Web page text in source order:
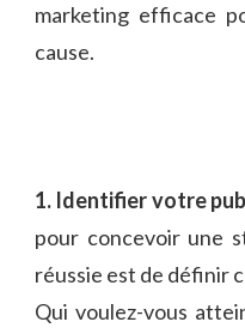
marketing efficace
cause.
1. Identifier votre‌
pour concevoir une
⁣réussie est ‍de définir
Qui ‍voulez-vous